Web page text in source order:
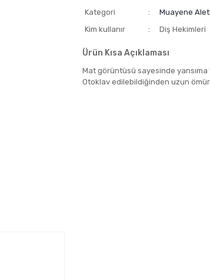
Kategori
Muayene
Kim kullanır
Diş Hekimleri
Ürün Kısa Açıklaması
Mat görüntüsü sayesinde
Otoklav edilebildiğinden uzun